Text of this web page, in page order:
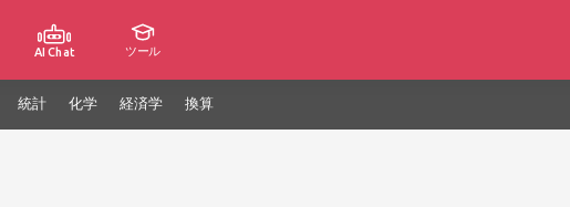
AI Chat ツール
統計 化学 経済学 換算